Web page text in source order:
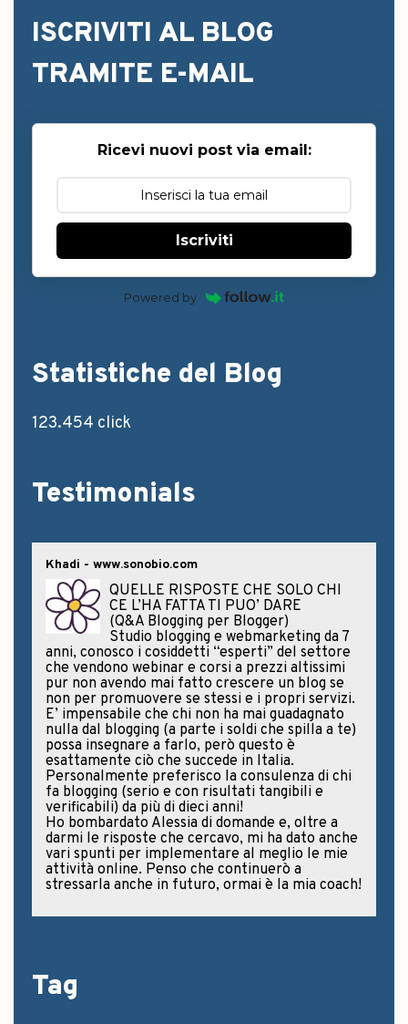
ISCRIVITI AL BLOG
TRAMITE E-MAIL
Ricevi nuovi post via email:
Iscriviti
Powered by
Statistiche del Blog
123.454 click
Testimonials
Khadi - www.sonobio.com
QUELLE RISPOSTE CHE SOLO CHI
CE L’HA FATTA TI PUO’ DARE
(Q&A Blogging per Blogger)
Studio blogging e webmarketing da 7
anni, conosco i cosiddetti “esperti” del settore
che vendono webinar e corsi a prezzi altissimi
pur non avendo mai fatto crescere un blog se
non per promuovere se stessi e i propri servizi.
E’ impensabile che chi non ha mai guadagnato
nulla dal blogging (a parte i soldi che spilla a te)
possa insegnare a farlo, però questo è
esattamente ciò che succede in Italia.
Personalmente preferisco la consulenza di chi
fa blogging (serio e con risultati tangibili e
verificabili) da più di dieci anni!
Ho bombardato Alessia di domande e, oltre a
darmi le risposte che cercavo, mi ha dato anche
vari spunti per implementare al meglio le mie
attività online. Penso che continuerò a
stressarla anche in futuro, ormai è la mia coach!
Tag